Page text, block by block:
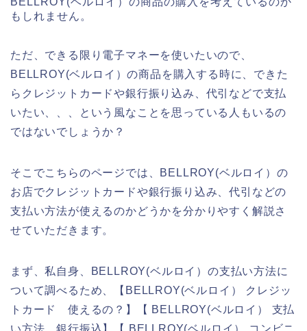
もしれません。
ただ、できる限り電子マネーを使いたいので、
BELLROY(ベルロイ）の商品を購入する時に、できた
らクレジットカードや銀行振り込み、代引などで支払
いたい、、、という風なことを思っている人もいるの
ではないでしょうか？
そこでこちらのページでは、BELLROY(ベルロイ）の
お店でクレジットカードや銀行振り込み、代引などの
支払い方法が使えるのかどうかを分かりやすく解説さ
せていただきます。
まず、私自身、BELLROY(ベルロイ）の支払い方法に
ついて調べるため、【BELLROY(ベルロイ） クレジッ
トカード 使えるの？】【 BELLROY(ベルロイ） 支払